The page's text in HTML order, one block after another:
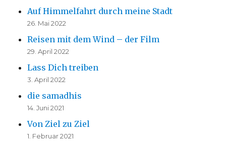
Auf Himmelfahrt durch meine Stadt
26. Mai 2022
Reisen mit dem Wind – der Film
29. April 2022
Lass Dich treiben
3. April 2022
die samadhis
14. Juni 2021
Von Ziel zu Ziel
1. Februar 2021